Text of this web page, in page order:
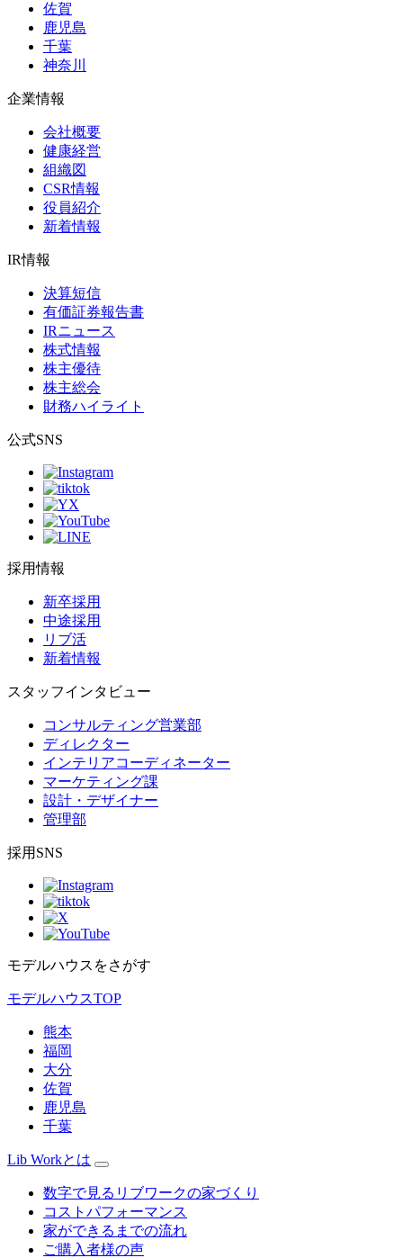
佐賀
鹿児島
千葉
神奈川
企業情報
会社概要
健康経営
組織図
CSR情報
役員紹介
新着情報
IR情報
決算短信
有価証券報告書
IRニュース
株式情報
株主優待
株主総会
財務ハイライト
公式SNS
採用情報
新卒採用
中途採用
リブ活
新着情報
スタッフインタビュー
コンサルティング営業部
ディレクター
インテリアコーディネーター
マーケティング課
設計・デザイナー
管理部
採用SNS
モデルハウスをさがす
モデルハウスTOP
熊本
福岡
大分
佐賀
鹿児島
千葉
Lib Workとは
数字で見るリブワークの家づくり
コストパフォーマンス
家ができるまでの流れ
ご購入者様の声